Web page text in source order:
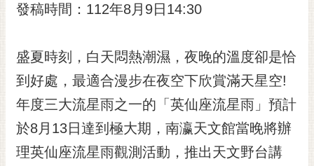
主題服務
市政資訊
市民互動
黃
偉
哲
發稿時間：112年8月9日14:30
盛夏時刻，白天悶熱潮濕，夜晚的溫度卻是恰
到好處，最適合漫步在夜空下欣賞滿天星空!
年度三大流星雨之一的「英仙座流星雨」預計
於8月13日達到極大期，南瀛天文館當晚將辦
理英仙座流星雨觀測活動，推出天文野台講